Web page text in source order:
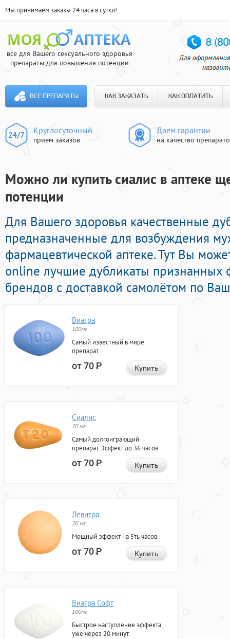
Мы принимаем заказы 24 часа в сутки!
все для Вашего сексуального здоровья
препараты для повышения потенции
ВСЕ ПРЕПАРАТЫ КАК ЗАКАЗАТЬ КАК ОПЛАТИТЬ
Круглосуточный
прием заказов
Даем гарантии
на качество
Можно ли купить сиалис в аптеке
потенции
Для Вашего здоровья качественные
предназначенные для возбуждения
фармацевтической аптеке. Тут Вы
online лучшие дубликаты признанных
брендов с доставкой самолётом по
Виагра
100мг
Самый известный в мире
препарат
от 70Р Купить
Сиалис
20 мг
Самый долгоиграющий
препарат. Эффект до 36 часов.
от 70Р Купить
Левитра
20 мг
Мощный эффект на 5ть часов.
от 70Р Купить
Виагра Софт
100мг
Быстрое наступление эффекта,
уже через 20 минут.